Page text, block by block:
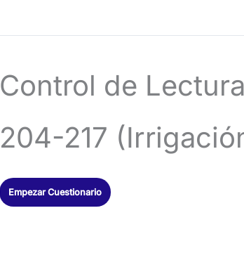
Control de
204-217